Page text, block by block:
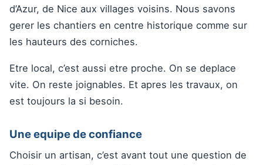
d’Azur, de Nice aux villages voisins. Nous savons
gerer les chantiers en centre historique comme sur
les hauteurs des corniches.
Etre local, c’est aussi etre proche. On se deplace
vite. On reste joignables. Et apres les travaux, on
est toujours la si besoin.
Une equipe de confiance
Choisir un artisan, c’est avant tout une question de